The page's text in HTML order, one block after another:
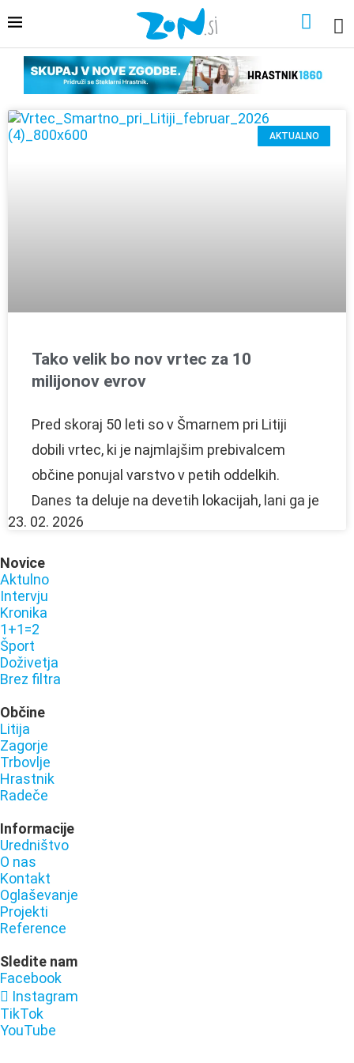
AKTUALNO
Tako velik bo nov vrtec za 10
milijonov evrov
Pred skoraj 50 leti so v Šmarnem pri Litiji
dobili vrtec, ki je najmlajšim prebivalcem
občine ponujal varstvo v petih oddelkih.
Danes ta deluje na devetih lokacijah, lani ga je
23. 02. 2026
Novice
Aktulno
Intervju
Kronika
1+1=2
Šport
Doživetja
Brez filtra
Občine
Litija
Zagorje
Trbovlje
Hrastnik
Radeče
Informacije
Uredništvo
O nas
Kontakt
Oglaševanje
Projekti
Reference
Sledite nam
Facebook
Instagram
TikTok
YouTube